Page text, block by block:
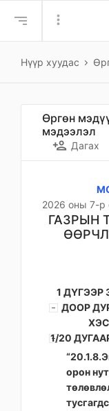
more_vert
Нүүр хуудас
Өргөн
мэдээлэл
person_add Дагах
2026 оны 7-р
ГАЗРЫН
1 ДҮГЭЭР
ДООР
1/20
орон